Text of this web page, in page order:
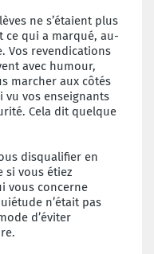
ne s’étaient plus
ce qui a marqué, au-
Vos revendications
avec humour,
marcher aux côtés
vu vos enseignants
Cela dit quelque
disqualifier en
si vous étiez
vous concerne
n’était pas
d’éviter